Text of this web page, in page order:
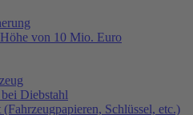
von 10 Mio. Euro
Diebstahl
Schlüssel, etc.)